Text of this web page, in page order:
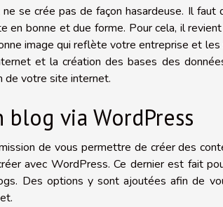
se crée pas de façon hasardeuse. Il
en bonne et due forme. Pour cela, il
image qui reflète votre entreprise et
et la création des bases des
de votre site internet.
blog via WordPress
de vous permettre de créer des
avec WordPress. Ce dernier est fait
Des options y sont ajoutées afin de